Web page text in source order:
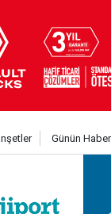
Günün